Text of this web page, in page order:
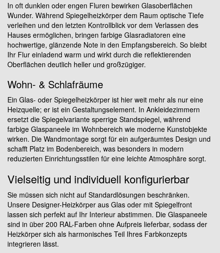
In oft dunklen oder engen Fluren bewirken Glasoberflächen
Wunder. Während Spiegelheizkörper dem Raum optische Tiefe
verleihen und den letzten Kontrollblick vor dem Verlassen des
Hauses ermöglichen, bringen farbige Glasradiatoren eine
hochwertige, glänzende Note in den Empfangsbereich. So bleibt
Ihr Flur einladend warm und wirkt durch die reflektierenden
Oberflächen deutlich heller und großzügiger.
Wohn- & Schlafräume
Ein Glas- oder Spiegelheizkörper ist hier weit mehr als nur eine
Heizquelle; er ist ein Gestaltungselement. In Ankleidezimmern
ersetzt die Spiegelvariante sperrige Standspiegel, während
farbige Glaspaneele im Wohnbereich wie moderne Kunstobjekte
wirken. Die Wandmontage sorgt für ein aufgeräumtes Design und
schafft Platz im Bodenbereich, was besonders in modern
reduzierten Einrichtungsstilen für eine leichte Atmosphäre sorgt.
Vielseitig und individuell konfigurierbar
Sie müssen sich nicht auf Standardlösungen beschränken.
Unsere Designer-Heizkörper aus Glas oder mit Spiegelfront
lassen sich perfekt auf Ihr Interieur abstimmen. Die Glaspaneele
sind in über 200 RAL-Farben ohne Aufpreis lieferbar, sodass der
Heizkörper sich als harmonisches Teil Ihres Farbkonzepts
integrieren lässt.